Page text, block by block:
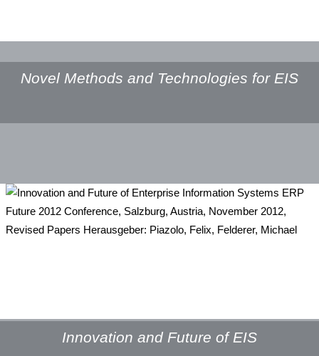
Novel Methods and Technologies for EIS
Innovation and Future of EIS